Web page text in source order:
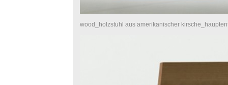
wood_holzstuhl aus amerikanischer